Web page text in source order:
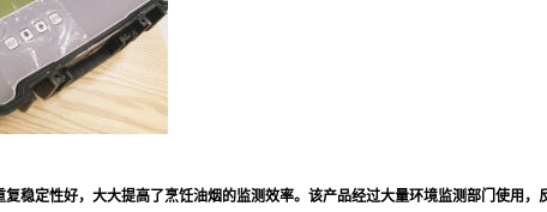
稳定性好，大大提高了烹饪油烟的监测效率。该产品经过大量环境监测部门使用，